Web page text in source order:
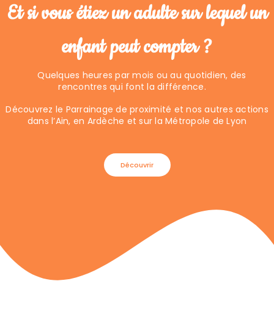
Et si vous étiez un adulte sur lequel un
enfant peut compter ?
Quelques heures par mois ou au quotidien, des
rencontres qui font la différence.
Découvrez le Parrainage de proximité et nos autres actions
dans l’Ain, en Ardèche et sur la Métropole de Lyon
Découvrir